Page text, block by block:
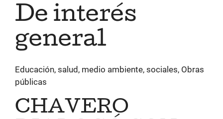
De interés
general
Educación, salud, medio ambiente, sociales, Obras
públicas
CHAVERO